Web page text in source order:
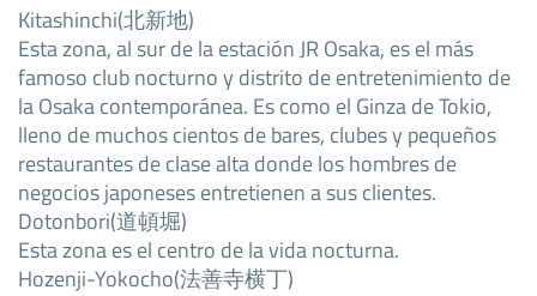
Kitashinchi(北新地)
Esta zona, al sur de la estación JR Osaka, es el más
famoso club nocturno y distrito de entretenimiento de
la Osaka contemporánea. Es como el Ginza de Tokio,
lleno de muchos cientos de bares, clubes y pequeños
restaurantes de clase alta donde los hombres de
negocios japoneses entretienen a sus clientes.
Dotonbori(道頓堀)
Esta zona es el centro de la vida nocturna.
Hozenji-Yokocho(法善寺横丁)